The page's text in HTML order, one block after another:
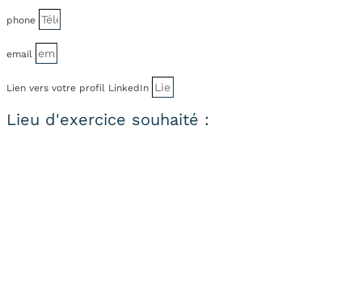
phone
email
Lien vers votre profil LinkedIn
Lieu d'exercice souhaité :